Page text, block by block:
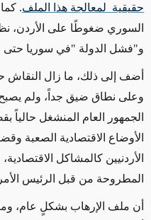
حقيقية لمعالجة هذا الملف . كما
السوري ضغوطًا على الأردن،
و"فشل الدولة "في سوريا حتى
أضف إلى ذلك، ما زال النقاش
وعلى نطاق ضيق جداً، ولم يصبح
الجمهور العام المنشغل حالياً
الأوضاع الاقتصادية الصعبة
الأردنيين كالمشاكل
المطروحة من قبل الرئيس
أن ملف الإرهاب بشكلٍ عام،